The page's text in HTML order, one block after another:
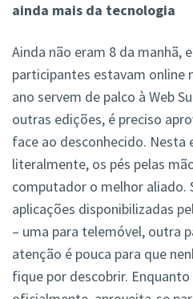
ainda mais da tecnologia
Ainda não eram 8 da manhã,
participantes estavam online
ano servem de palco à Web
outras edições, é preciso
face ao desconhecido.
literalmente, os pés pelas
computador o melhor aliado.
aplicações disponibilizadas
– uma para telemóvel, outra
atenção é pouca para que
fique por descobrir.